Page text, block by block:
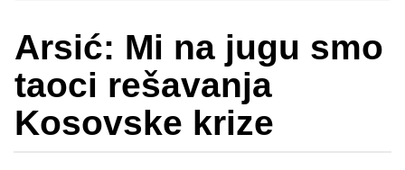
Arsić: Mi na jugu smo
taoci rešavanja
Kosovske krize